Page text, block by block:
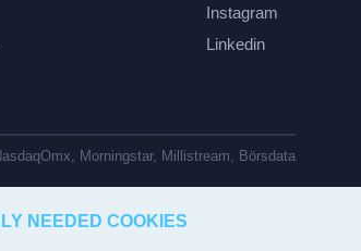
NEEDED COOKIES
Instagram
Linkedin
Morningstar, Millistream, Börsdata